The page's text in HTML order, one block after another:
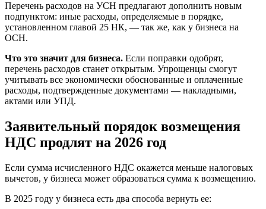
Перечень расходов на УСН предлагают дополнить новым
подпунктом: иные расходы, определяемые в порядке,
установленном главой 25 НК, — так же, как у бизнеса на
ОСН.
Что это значит для бизнеса. Если поправки одобрят,
перечень расходов станет открытым. Упрощенцы смогут
учитывать все экономически обоснованные и оплаченные
расходы, подтвержденные документами — накладными,
актами или УПД.
Заявительный порядок возмещения
НДС продлят на 2026 год
Если сумма исчисленного НДС окажется меньше налоговых
вычетов, у бизнеса может образоваться сумма к возмещению.
В 2025 году у бизнеса есть два способа вернуть ее: